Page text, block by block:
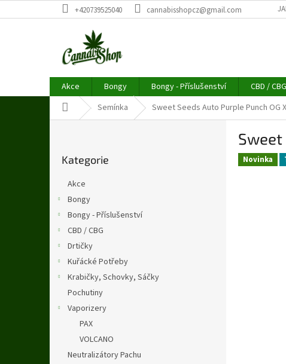
na
+420739525040 cannabisshopcz@gmail.com
Akce Bongy Bongy - Příslušenství CBD / CBG
Domů Semínka Sweet Seeds Auto Purple Punch
kategorie
Kategorie
Akce
Bongy
Bongy - Příslušenství
CBD / CBG
Drtičky
Kuřácké Potřeby
Krabičky, Schovky, Sáčky
Pochutiny
Vaporizery
PAX
VOLCANO
Neutralizátory Pachu
Sweet
Novinka